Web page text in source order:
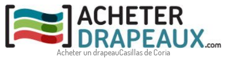
Acheter un drapeauCasillas de Coria